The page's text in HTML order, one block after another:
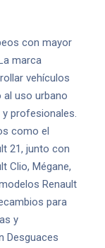
con mayor
marca
vehículos
uso urbano
profesionales.
como el
21, junto con
Clio, Mégane,
Renault
para
y
Desguaces